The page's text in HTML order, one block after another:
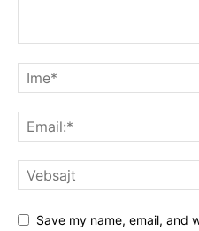
Save my name, email, and